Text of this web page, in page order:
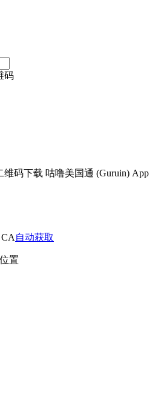
码
码下载 咕噜美国通 (Guruin) App
自动获取
置